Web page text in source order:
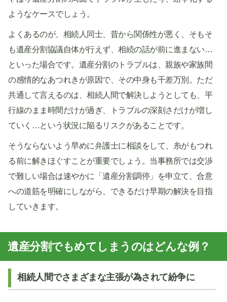
ようなケースでしょう。
よくあるのが、相続人同士、昔から関係性が悪く、そもそ
も遺産分割協議自体が行えず、相続の話が前に進まない…
といった場合です。遺産分割のトラブルは、親族や家族間
の感情的なあつれきが原因で、その中身も千差万別。ただ
共通して言えるのは、相続人間で解決しようとしても、平
行線のまま時間だけが過ぎ、トラブルの深刻さだけが増し
ていく…という状況に陥るリスクがあることです。
そうならないよう早めに弁護士に相談をして、糸がもつれ
る前に解きほぐすことが重要でしょう。当事務所では交渉
で難しい場合は速やかに「遺産分割調停」を申立て、合意
への道筋を明確にしながら、できるだけ早期の解決を目指
していきます。
遺産分割でもめてしまうのはどんな例？
相続人間でさまざまな主張が為されて紛争に